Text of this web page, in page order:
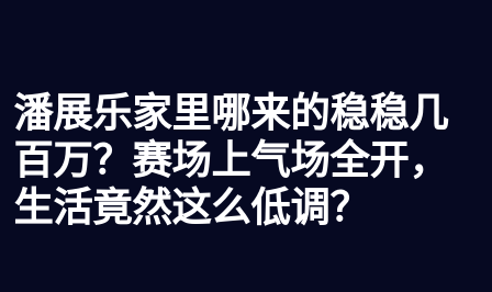
潘展乐家里哪来的稳稳几
百万？赛场上气场全开，
生活竟然这么低调？